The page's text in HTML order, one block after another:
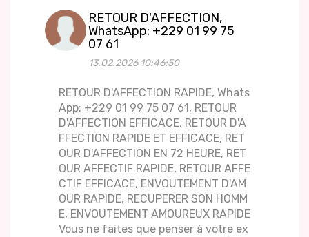
RETOUR D'AFFECTION,
WhatsApp: +229 01 99 75
07 61
13.02.2026 10:46:50
RETOUR D'AFFECTION RAPIDE, Whats
App: +229 01 99 75 07 61, RETOUR
D'AFFECTION EFFICACE, RETOUR D'A
FFECTION RAPIDE ET EFFICACE, RET
OUR D'AFFECTION EN 72 HEURE, RET
OUR AFFECTIF RAPIDE, RETOUR AFFE
CTIF EFFICACE, ENVOUTEMENT D'AM
OUR RAPIDE, RECUPERER SON HOMM
E, ENVOUTEMENT AMOUREUX RAPIDE
Vous ne faites que penser à votre ex